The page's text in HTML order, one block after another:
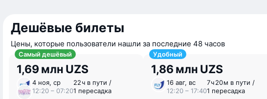
Дешёвые билеты
Цены, которые пользователи нашли за последние 48 часов
Самый дешёвый
1,69 млн UZS
4 ноя, ср
12:20 – 07:20
22 ⁠ч в пути /
1 пересадка
Удобный
1,86 млн UZS
16 авг, вс
12:20 – 17:40
7 ⁠ч 20 ⁠м в пути /
1 пересадка